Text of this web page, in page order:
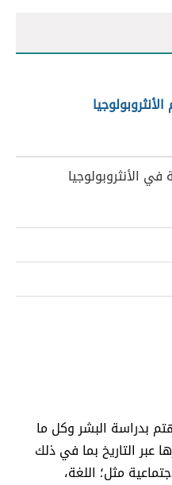
بدراسة البشر وكل ما
عبر التاريخ بما في ذلك
مثل؛ اللغة،